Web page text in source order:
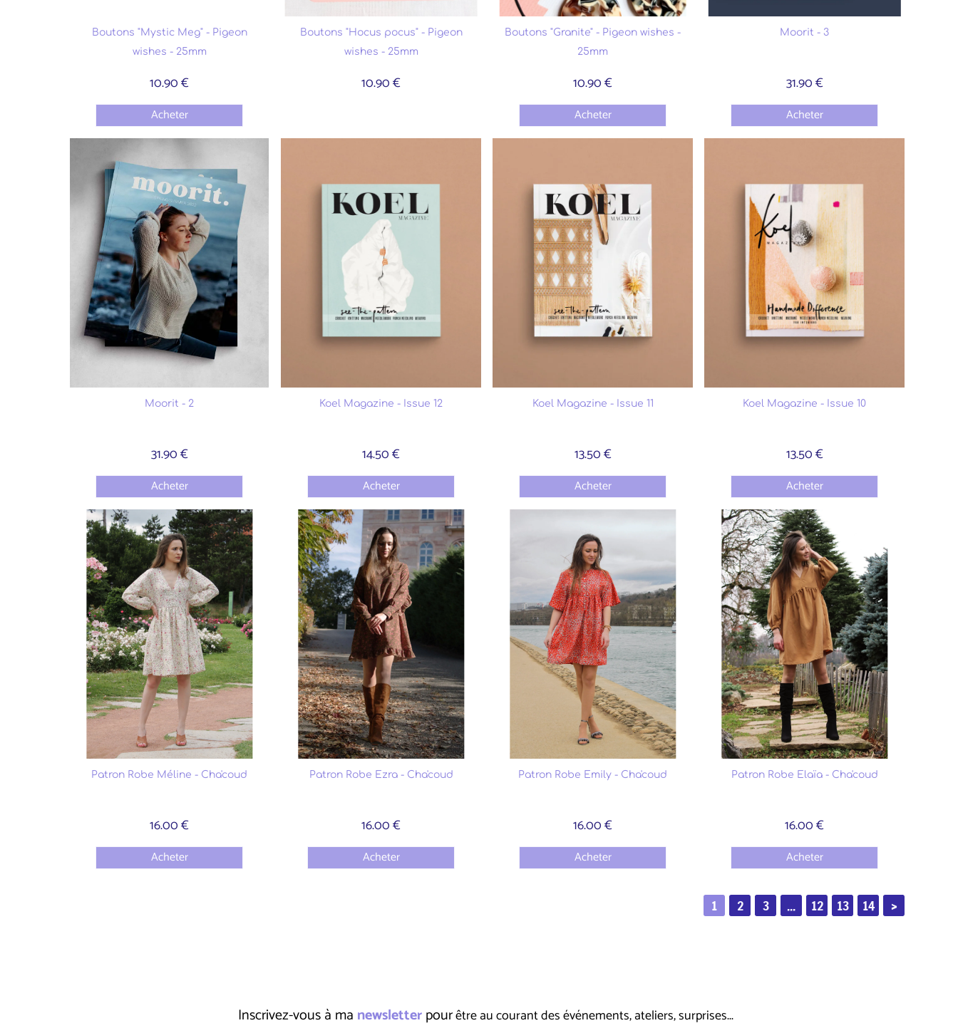
Inscrivez-vous à ma newsletterpourêtre au courant des événements, ateliers, surprises...
Boutons "Mystic Meg" - Pigeon
wishes - 25mm
10.90 €
Acheter
Boutons "Hocus pocus" - Pigeon
wishes - 25mm
10.90 €
Boutons "Granite" - Pigeon wishes -
25mm
10.90 €
Acheter
Moorit - 3
31.90 €
Acheter
Moorit - 2
31.90 €
Acheter
Koel Magazine - Issue 12
14.50 €
Acheter
Koel Magazine - Issue 11
13.50 €
Acheter
Koel Magazine - Issue 10
13.50 €
Acheter
Patron Robe Méline - Cha'coud
16.00 €
Acheter
Patron Robe Ezra - Cha'coud
16.00 €
Acheter
Patron Robe Emily - Cha'coud
16.00 €
Acheter
Patron Robe Elaïa - Cha'coud
16.00 €
Acheter
1 2 3 ... 12 13 14 >